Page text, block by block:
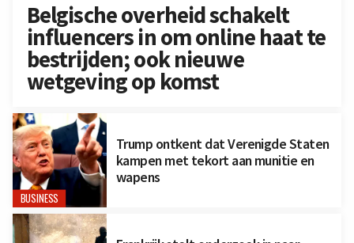
Belgische overheid schakelt
influencers in om online haat te
bestrijden; ook nieuwe
wetgeving op komst
BUSINESS
Trump ontkent dat Verenigde Staten
kampen met tekort aan munitie en
wapens